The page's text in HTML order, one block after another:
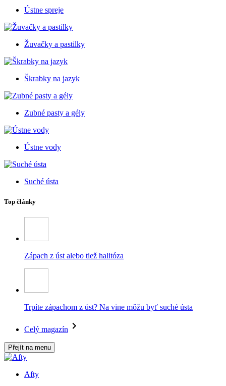
Ústne spreje
Žuvačky a pastilky
Škrabky na jazyk
Zubné pasty a gély
Ústne vody
Suché ústa
Top články
Zápach z úst alebo tiež halitóza
Trpíte zápachom z úst? Na vine môžu byť suché ústa
Celý magazín
Přejít na menu
Afty